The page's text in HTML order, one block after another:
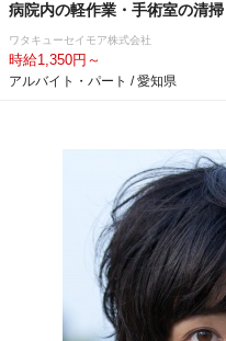
病院内の軽作業・手術室の清掃
ワタキューセイモア株式会社
時給1,350円～
アルバイト・パート / 愛知県